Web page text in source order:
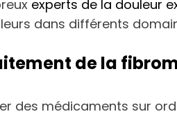
experts de la douleur
dans différents
de la
des médicaments sur